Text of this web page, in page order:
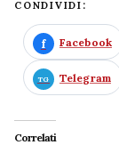
CONDIVIDI:
Facebook
Telegram
Correlati